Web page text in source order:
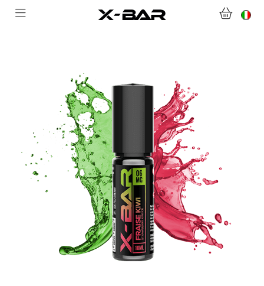
COLLECTIONS
CONTATTACI
DOMANDE FREQUENTI
DIVENTA UN GROSSISTA X-BAR
IL MIO ACCOUNT